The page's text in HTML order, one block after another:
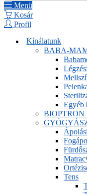
Menü
Kosár
Profil
Kínálatunk
BABA-
Egyéb
BIOPTRON
Tens